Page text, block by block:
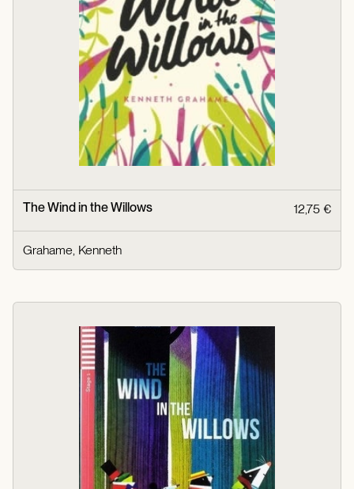
The Wind in the Willows 12,75 €
Grahame, Kenneth